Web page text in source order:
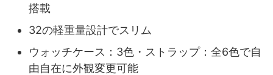
搭載
32の軽重量設計でスリム
ウォッチケース：3色・ストラップ：全6色で自
由自在に外観変更可能